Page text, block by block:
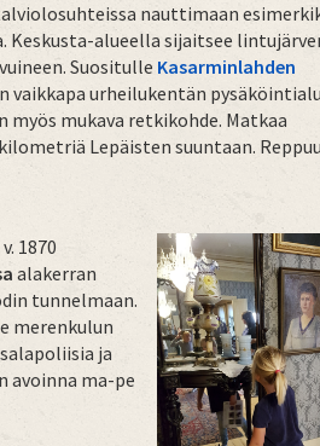
nauttimaan
Keskusta-alueella sijaitsee
Suositulle Kasarminlahden
vaikkapa urheilukentän
myös mukava retkikohde. Matkaa
Lepäisten suuntaan.
1870
alakerran
tunnelmaan.
merenkulun
ja
avoinna ma-pe